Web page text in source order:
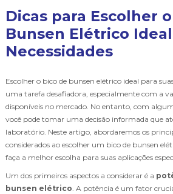
Dicas para Escolher
Bunsen Elétrico
Necessidades
Escolher o bico de bunsen elétrico ideal para
uma tarefa desafiadora, especialmente com a
disponíveis no mercado. No entanto, com
você pode tomar uma decisão informada que
laboratório. Neste artigo, abordaremos os
considerados ao escolher um bico de bunsen
faça a melhor escolha para suas aplicações
Um dos primeiros aspectos a considerar é a
bunsen elétrico. A potência é um fator